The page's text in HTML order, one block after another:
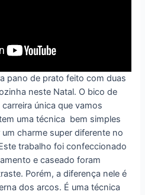
pano de prato feito com duas
neste Natal. O bico de
única que vamos
uma técnica bem simples
charme super diferente no
trabalho foi confeccionado
e caseado foram
Porém, a diferença nele é
dos arcos. É uma técnica